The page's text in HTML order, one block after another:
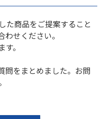
た商品をご提案すること
せください。
。
問をまとめました。お問